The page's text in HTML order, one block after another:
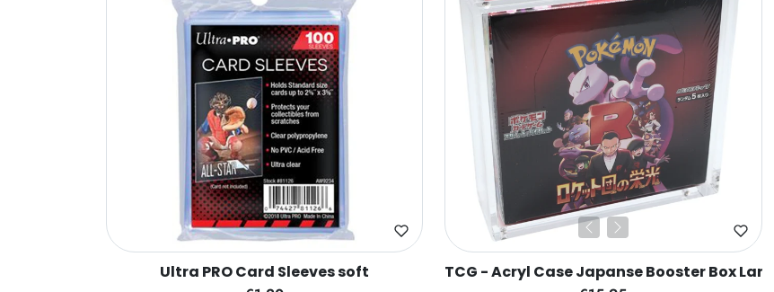
Ultra PRO Card Sleeves soft
TCG - Acryl Case Japanse Booster Box Large